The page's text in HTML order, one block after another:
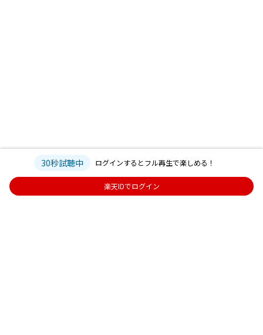
30秒試聴中 ログインするとフル再生で楽しめる！
楽天IDでログイン